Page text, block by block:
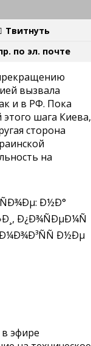
Твитнуть
по эл. почте
вызвала
и в РФ. Пока
шага Киева,
сторона
на
эфире